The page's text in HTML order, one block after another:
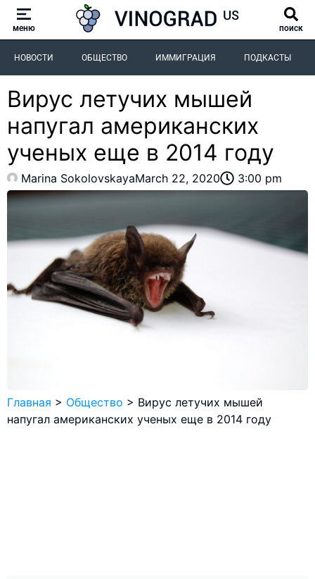
меню поиск
НОВОСТИ ОБЩЕСТВО ИММИГРАЦИЯ ПОДКАСТЫ
Вирус летучих мышей
напугал американских
ученых еще в 2014 году
Marina SokolovskayaMarch 22, 2020 3:00 pm
Главная > Общество > Вирус летучих мышей
напугал американских ученых еще в 2014 году